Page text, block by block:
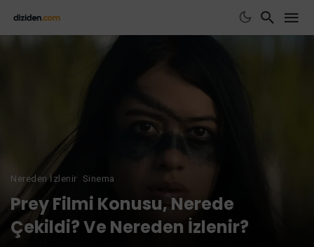
Nereden İzlenir Sinema
Prey Filmi Konusu, Nerede
Çekildi? Ve Nereden İzlenir?